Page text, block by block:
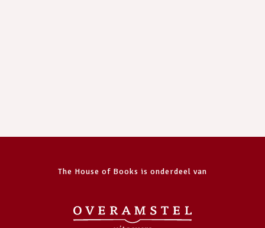
The House of Books is onderdeel van